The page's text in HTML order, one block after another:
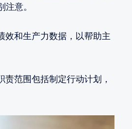
意。
和生产力数据，以帮助主
范围包括制定行动计划，